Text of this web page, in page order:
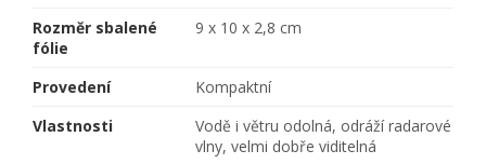
Rozměr sbalené
fólie
9 x 10 x 2,8 cm
Provedení
Kompaktní
Vlastnosti
Vodě i větru odolná, odráží radarové
vlny, velmi dobře viditelná